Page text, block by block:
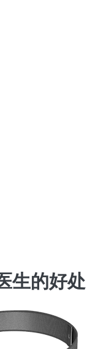
生的好处